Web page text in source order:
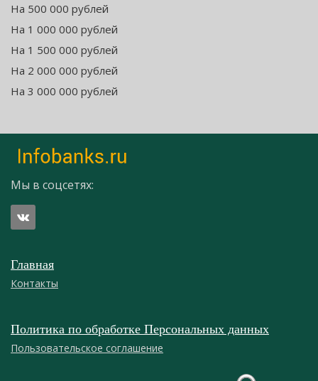
На 500 000 рублей
На 1 000 000 рублей
На 1 500 000 рублей
На 2 000 000 рублей
На 3 000 000 рублей
Мы в соцсетях:
Главная
Контакты
Политика по обработке Персональных данных
Пользовательское соглашение